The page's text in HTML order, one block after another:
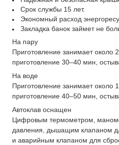
Срок службы 15 лет.
Экономный расход
Закладка банок займет не
На пару
Приготовление занимает около
приготовление 30–40 мин,
На воде
Приготовление занимает около
приготовление 40–50 мин,
Автоклав оснащен
Цифровым термометром,
давления, дышащим клапаном
и аварийным клапаном для